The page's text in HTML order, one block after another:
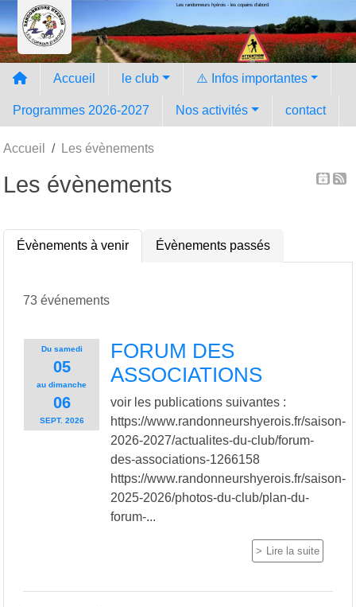
Les randonneurs hyèrois - les copains d'abord
Accueil le club ⚠️ Infos importantes
Programmes 2026-2027 Nos activités contact
Accueil Les évènements
Les évènements
Évènements à venir Évènements passés
73 événements
Du samedi
05
audimanche
06
SEPT. 2026
FORUM DES
ASSOCIATIONS
voir les publications suivantes :
https://www.randonneurshyerois.fr/saison-
2026-2027/actualites-du-club/forum-
des-associations-1266158
https://www.randonneurshyerois.fr/saison-
2025-2026/photos-du-club/plan-du-
forum-...
Lire la suite
Panneau de gestion des cookies